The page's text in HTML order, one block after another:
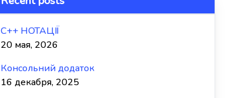
C++ НОТАЦІЇ
20 мая, 2026
Консольний додаток
16 декабря, 2025